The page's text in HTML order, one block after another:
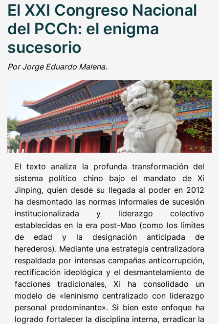
El XXI Congreso Nacional
del PCCh: el enigma
sucesorio
Por Jorge Eduardo Malena.
El texto analiza la profunda transformación del
sistema político chino bajo el mandato de Xi
Jinping, quien desde su llegada al poder en 2012
ha desmontado las normas informales de sucesión
institucionalizada y liderazgo colectivo
establecidas en la era post-Mao (como los límites
de edad y la designación anticipada de
herederos). Mediante una estrategia centralizadora
respaldada por intensas campañas anticorrupción,
rectificación ideológica y el desmantelamiento de
facciones tradicionales, Xi ha consolidado un
modelo de «leninismo centralizado con liderazgo
personal predominante». Si bien este enfoque ha
logrado fortalecer la disciplina interna, erradicar la